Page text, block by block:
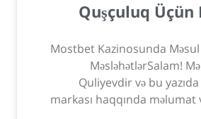
Quşçuluq Üçün
Mostbet Kazinosunda
MəsləhətlərSalam!
Quliyevdir və bu
markası haqqında məlumat